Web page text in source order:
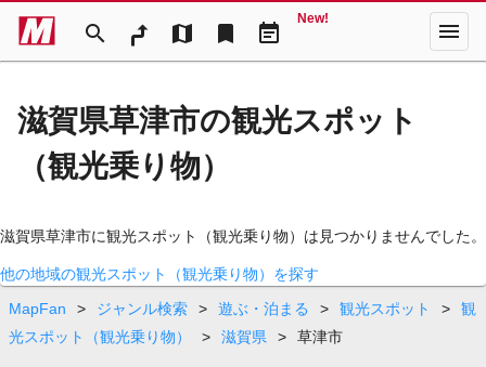
search map bookmark event_note
New! menu
滋賀県草津市の観光スポット
（観光乗り物）
滋賀県草津市に観光スポット（観光乗り物）は見つかりませんでした。
他の地域の観光スポット（観光乗り物）を探す
MapFan
> ジャンル検索 > 遊ぶ・泊まる > 観光スポット >
観
光スポット（観光乗り物）
> 滋賀県 > 草津市